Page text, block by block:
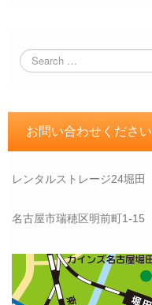
お問い合わせください
レンタルストレージ24堀田
名古屋市瑞穂区明前町1-15